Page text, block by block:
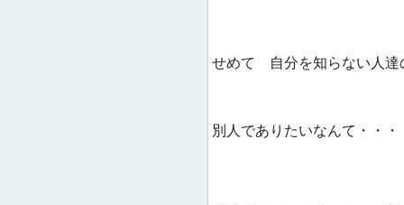
せめて 自分を知らない人達
別人でありたいなんて・・・